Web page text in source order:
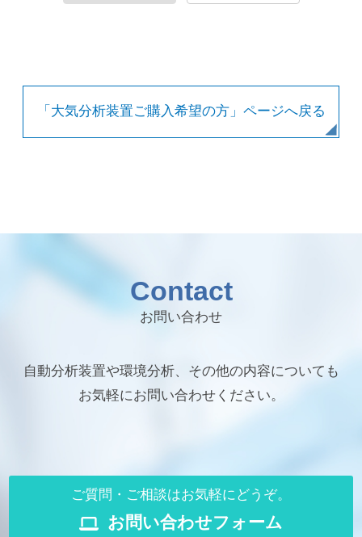
「大気分析装置ご購入希望の方」ページへ戻る
Contact
お問い合わせ
自動分析装置や環境分析、その他の内容についても
お気軽にお問い合わせください。
ご質問・ご相談はお気軽にどうぞ。
お問い合わせフォーム